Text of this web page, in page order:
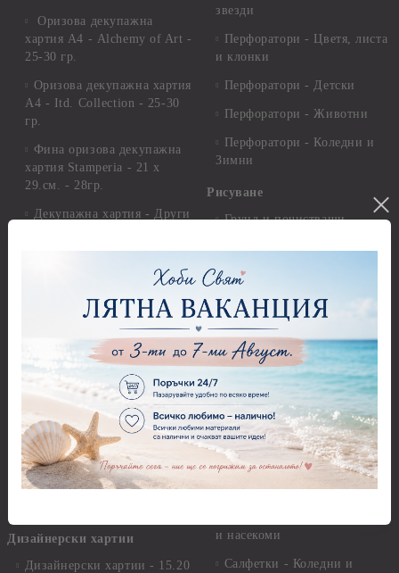
Оризова декупажна
хартия А4 - Alchemy of Art -
25-30 гр.
Оризова декупажна хартия
А4 - Itd. Collection - 25-30
гр.
Фина оризова декупажна
хартия Stamperia - 21 х
29.см. - 28гр.
Декупажна хартия - Други
Грунд, Основи, Релефни
Варак, Шлак метал, Фолио,
Пантна
Лакове и защитни покрития
Лепила
Краклета и медиуми
Шаблони
Дизайнерски хартии
Дизайнерски хартии - 15.20
звезди
Перфоратори - Цветя, листа
и клонки
Перфоратори - Детски
Перфоратори - Животни
Перфоратори - Коледни и
Зимни
Рисуване
Грунд и почистващи
Четки и инструменти
Моливи, акварелни
комплекти
Свещи
Салфетки
Салфетки - Великден
Салфетки - Детски
Салфетки - Животни, птици
и насекоми
Салфетки - Коледни и